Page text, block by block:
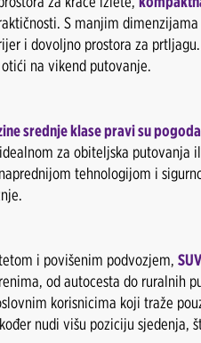
S manjim
i dovoljno prostora za prtljagu.
na vikend putovanje.
srednje klase pravi su
za obiteljska putovanja
tehnologijom i
i povišenim podvozjem,
od autocesta do ruralnih
korisnicima koji traže
nudi višu poziciju sjedenja,